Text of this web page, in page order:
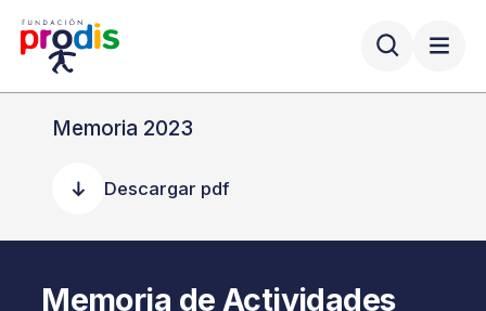
Memoria 2023
Descargar pdf
Memoria de Actividades